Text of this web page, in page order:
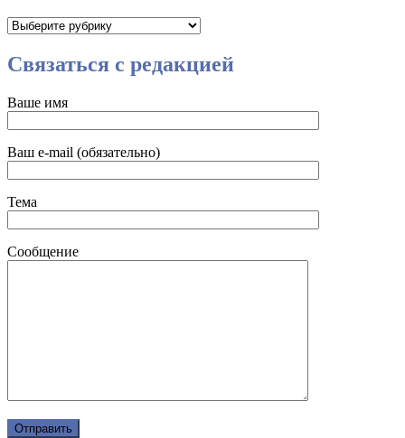
Рубрики
Связаться с редакцией
Ваше имя
Ваш e-mail (обязательно)
Тема
Сообщение